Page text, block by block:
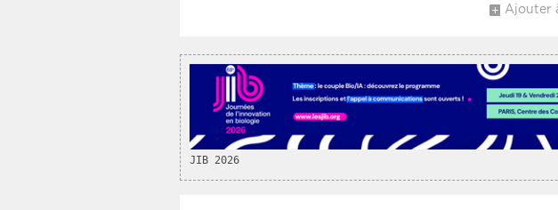
Ajouter
JIB 2026